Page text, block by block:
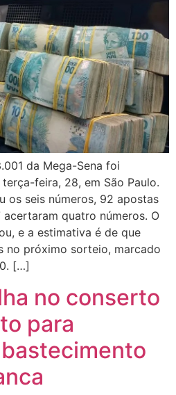
da Mega-Sena foi
feira, 28, em São Paulo.
os seis números, 92 apostas
quatro números. O
e a estimativa é de que
no próximo sorteio, marcado
[…]
no conserto
para